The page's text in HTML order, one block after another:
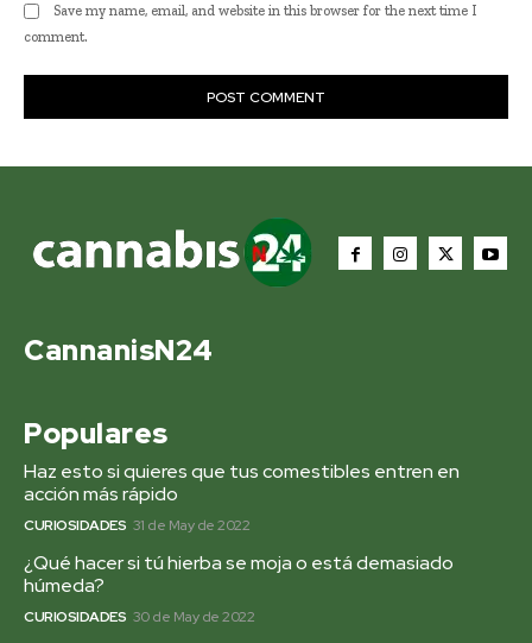
Save my name, email, and website in this browser for the next time I
comment.
CannanisN24
Populares
Haz esto si quieres que tus comestibles entren en
acción más rápido
CURIOSIDADES 31 de May de 2022
¿Qué hacer si tú hierba se moja o está demasiado
húmeda?
CURIOSIDADES 30 de May de 2022